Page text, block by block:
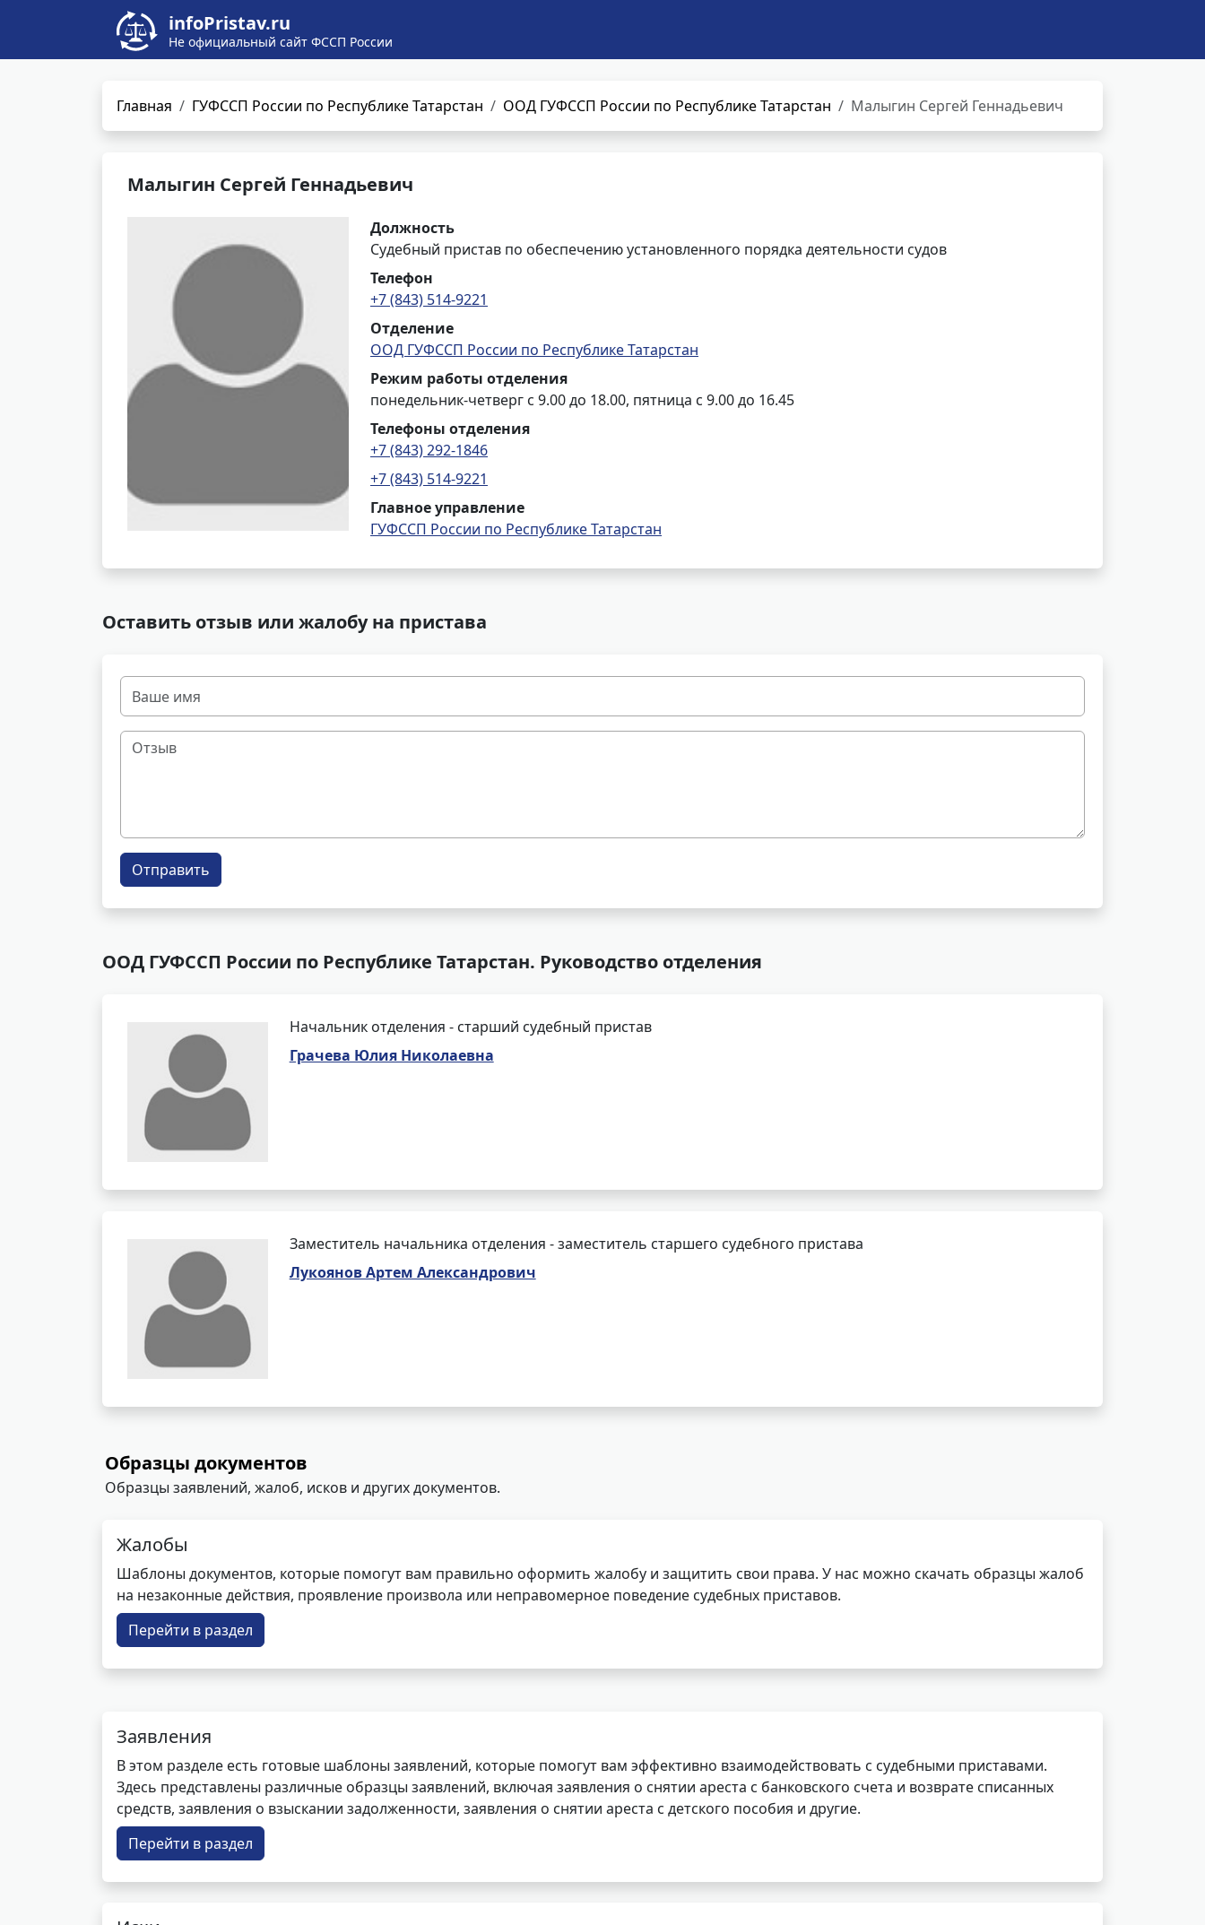
infoPristav.ru
Не официальный сайт ФССП России
Главная ГУФССП России по Республике Татарстан ООД ГУФССП России по Республике Татарстан Малыгин Сергей Геннадьевич
Малыгин Сергей Геннадьевич
Должность
Судебный пристав по обеспечению установленного порядка деятельности судов
Телефон
+7 (843) 514-9221
Отделение
ООД ГУФССП России по Республике Татарстан
Режим работы отделения
понедельник-четверг с 9.00 до 18.00, пятница с 9.00 до 16.45
Телефоны отделения
+7 (843) 292-1846
+7 (843) 514-9221
Главное управление
ГУФССП России по Республике Татарстан
Оставить отзыв или жалобу на пристава
Отправить
ООД ГУФССП России по Республике Татарстан. Руководство отделения
Начальник отделения - старший судебный пристав
Грачева Юлия Николаевна
Заместитель начальника отделения - заместитель старшего судебного пристава
Лукоянов Артем Александрович
Образцы документов
Образцы заявлений, жалоб, исков и других документов.
Жалобы
Шаблоны документов, которые помогут вам правильно оформить жалобу и защитить свои права. У нас можно скачать образцы жалоб
на незаконные действия, проявление произвола или неправомерное поведение судебных приставов.
Перейти в раздел
Заявления
В этом разделе есть готовые шаблоны заявлений, которые помогут вам эффективно взаимодействовать с судебными приставами.
Здесь представлены различные образцы заявлений, включая заявления о снятии ареста с банковского счета и возврате списанных
средств, заявления о взыскании задолженности, заявления о снятии ареста с детского пособия и другие.
Перейти в раздел